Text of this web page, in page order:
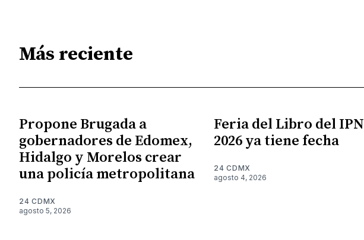
Más reciente
Propone Brugada a
gobernadores de Edomex,
Hidalgo y Morelos crear
una policía metropolitana
24 CDMX
agosto 5, 2026
Feria del Libro del IPN
2026 ya tiene fecha
24 CDMX
agosto 4, 2026